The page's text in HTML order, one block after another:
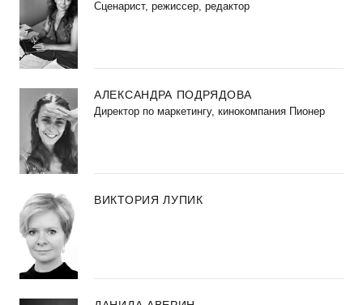
Сценарист, режиссер, редактор
АЛЕКСАНДРА ПОДРЯДОВА
Директор по маркетингу, кинокомпания Пионер
ВИКТОРИЯ ЛУПИК